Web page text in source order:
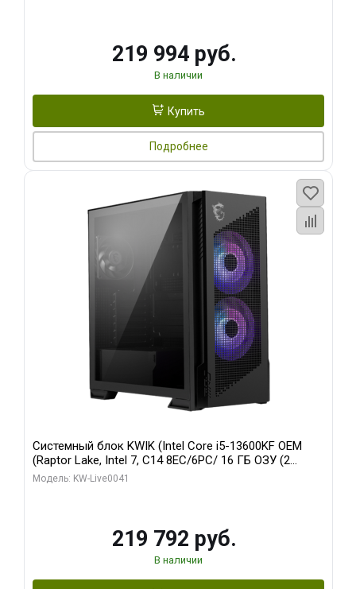
219 994 руб.
В наличии
Купить
Подробнее
Системный блок KWIK (Intel Core i5-13600KF OEM
(Raptor Lake, Intel 7, C14 8EC/6PC/ 16 ГБ ОЗУ (2
модуля)/ Palit RTX5080 GAMINGPRO OC 16GB GDDR7
Модель: KW-Live0041
219 792 руб.
В наличии